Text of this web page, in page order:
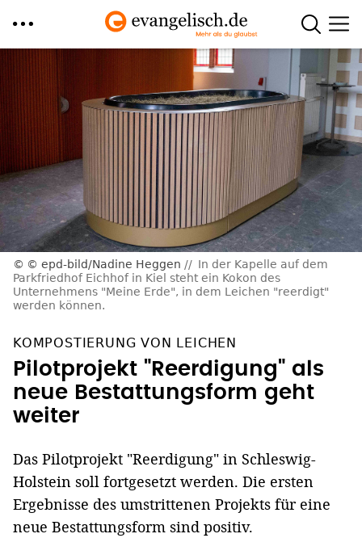
zum
Inhalt
© epd-bild/Nadine Heggen
In der Kapelle auf dem
Parkfriedhof Eichhof in Kiel steht ein Kokon des
Unternehmens "Meine Erde", in dem Leichen "reerdigt"
werden können.
KOMPOSTIERUNG VON LEICHEN
Pilotprojekt "Reerdigung" als
neue Bestattungsform geht
weiter
Das Pilotprojekt "Reerdigung" in Schleswig-
Holstein soll fortgesetzt werden. Die ersten
Ergebnisse des umstrittenen Projekts für eine
neue Bestattungsform sind positiv.